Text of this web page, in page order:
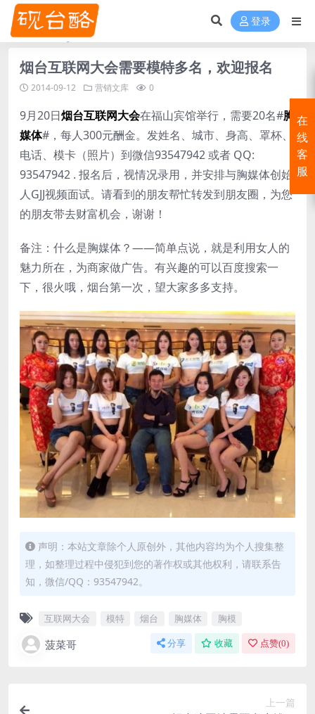
登录
烟台互联网大会需要模特多名，欢迎报名
2014-09-12 营销文库 0
9月20日烟台互联网大会在福山宾馆举行，需要20名#胸
媒体#，每人300元酬金。发姓名、城市、身高、罩杯、
电话、模卡（照片）到微信93547942 或者 QQ:
93547942 . 报名后，视情况录用，并安排与胸媒体创始
人GJJ视频面试。请看到的朋友帮忙转发到朋友圈，为您
的朋友带去财富机会，谢谢！
备注：什么是胸媒体？——简单点说，就是利用女人的
魅力所在，为商家做广告。有兴趣的可以百度搜索一
下，很火哦，烟台第一次，望大家多多支持。
声明：本站文章除个人原创外，其他内容均为个人搜集整
理，如整理过程中侵犯到您的著作权或其他权利，请联系告
知，微信/QQ：93547942。
互联网大会 模特 烟台 胸媒体 胸模
菠菜哥 分享 收藏 点赞(0)
上一篇
在
线
客
服